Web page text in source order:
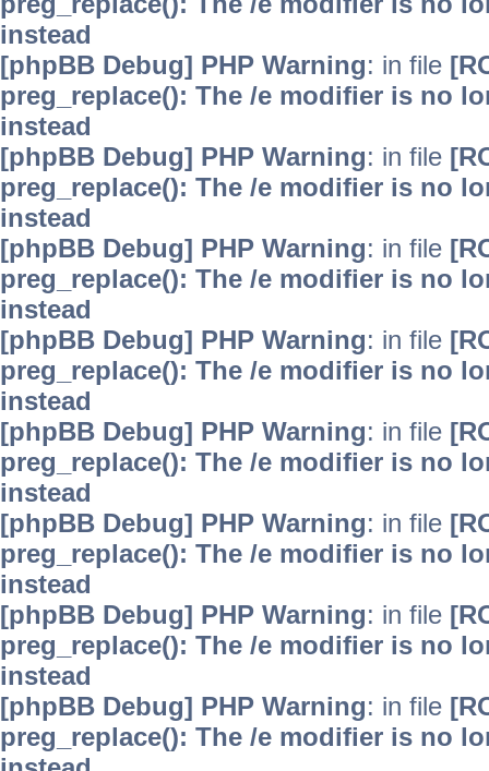
instead
[phpBB Debug] PHP Warning: in file
preg_replace(): The /e modifier is no
instead
[phpBB Debug] PHP Warning: in file
preg_replace(): The /e modifier is no
instead
[phpBB Debug] PHP Warning: in file
preg_replace(): The /e modifier is no
instead
[phpBB Debug] PHP Warning: in file
preg_replace(): The /e modifier is no
instead
[phpBB Debug] PHP Warning: in file
preg_replace(): The /e modifier is no
instead
[phpBB Debug] PHP Warning: in file
preg_replace(): The /e modifier is no
instead
[phpBB Debug] PHP Warning: in file
preg_replace(): The /e modifier is no
instead
[phpBB Debug] PHP Warning: in file
preg_replace(): The /e modifier is no